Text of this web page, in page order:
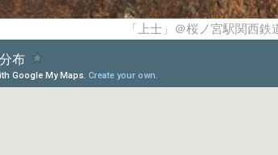
「上士」＠桜ノ宮駅関西鉄